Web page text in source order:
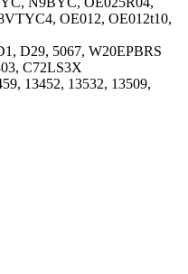
OE012, OE012t10,
D29, 5067, W20EPBRS
C72LS3X
13452, 13532, 13509,